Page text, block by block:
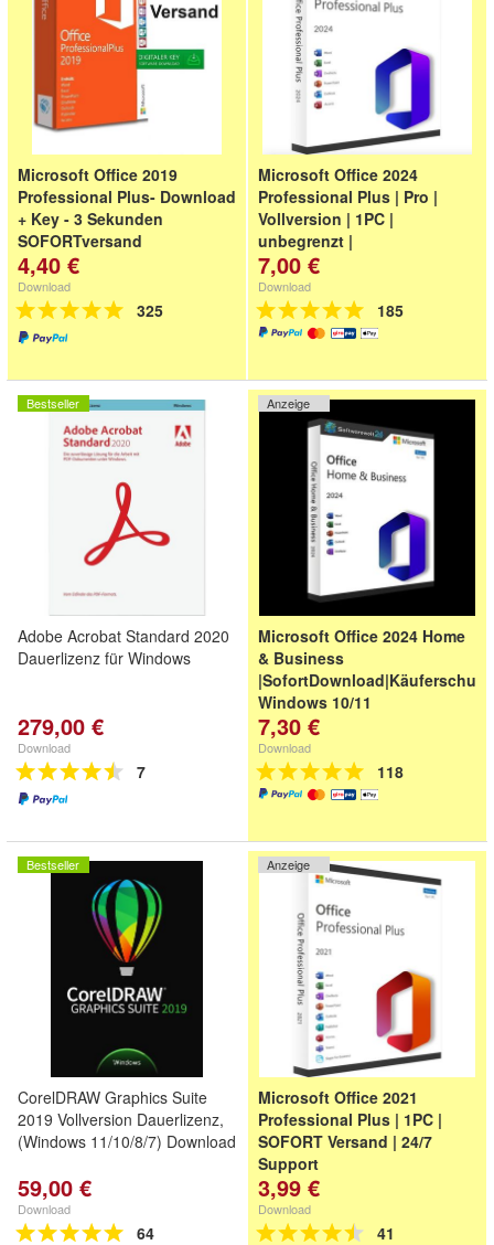
Microsoft Office 2019
Professional Plus- Download
+ Key - 3 Sekunden
SOFORTversand
4,40 €
Download
325
Microsoft Office 2024
Professional Plus | Pro |
Vollversion | 1PC |
unbegrenzt |
Deutscher Händler - 12
Monate Garantie -
Schnellversand - Rechnung mit
MwSt
7,00 €
Download
185
Bestseller
Adobe Acrobat Standard 2020
Dauerlizenz für Windows
279,00 €
Download
7
Anzeige
Microsoft Office 2024 Home
& Business
|SofortDownload|Käuferschutz
Windows 10/11
7,30 €
Download
118
Bestseller
CorelDRAW Graphics Suite
2019 Vollversion Dauerlizenz,
(Windows 11/10/8/7) Download
59,00 €
Download
64
Anzeige
Microsoft Office 2021
Professional Plus | 1PC |
SOFORT Versand | 24/7
Support
3,99 €
Download
41